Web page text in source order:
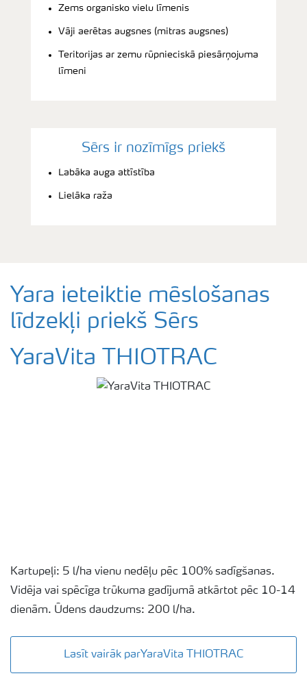
Zems organisko vielu līmenis
Vāji aerētas augsnes (mitras augsnes)
Teritorijas ar zemu rūpnieciskā piesārņojuma
līmeni
Sērs ir nozīmīgs priekš
Labāka auga attīstība
Lielāka raža
Yara ieteiktie mēslošanas
līdzekļi priekš Sērs
YaraVita THIOTRAC
Kartupeļi: 5 l/ha vienu nedēļu pēc 100% sadīgšanas.
Vidēja vai spēcīga trūkuma gadījumā atkārtot pēc 10-14
dienām. Ūdens daudzums: 200 l/ha.
Lasīt vairāk parYaraVita THIOTRAC